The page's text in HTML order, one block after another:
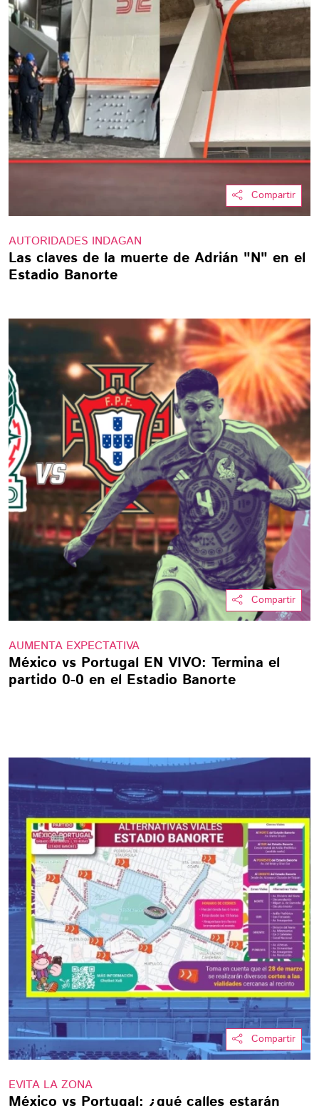
Compartir
AUTORIDADES INDAGAN
Las claves de la muerte de Adrián "N" en el
Estadio Banorte
Compartir
AUMENTA EXPECTATIVA
México vs Portugal EN VIVO: Termina el
partido 0-0 en el Estadio Banorte
Compartir
EVITA LA ZONA